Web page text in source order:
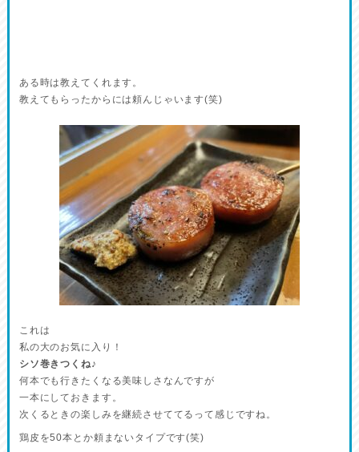
ある時は教えてくれます。
教えてもらったからには頼んじゃいます(笑)
これは
私の大のお気に入り！
シソ巻きつくね♪
何本でも行きたくなる美味しさなんですが
一本にしておきます。
次くるときの楽しみを継続させててるって感じですね。
鶏皮を50本とか頼まないタイプです(笑)